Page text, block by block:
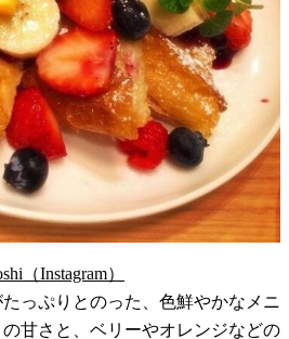
（Instagram）
っぷりとのった、色鮮やかなメニ
甘さと、ベリーやオレンジなどの